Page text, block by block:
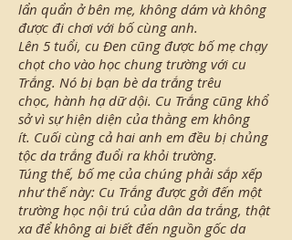
lẩn quẩn ở bên mẹ, không dám và không
được đi chơi với bố cùng anh.
Lên 5 tuổi, cu Đen cũng được bố mẹ chạy
chọt cho vào học chung trường với cu
Trắng. Nó bị bạn bè da trắng trêu
chọc, hành hạ dữ dội. Cu Trắng cũng khổ
sở vì sự hiện diện của thằng em không
ít. Cuối cùng cả hai anh em đều bị chủng
tộc da trắng đuổi ra khỏi trường.
Túng thế, bố mẹ của chúng phải sắp xếp
như thế này: Cu Trắng được gởi đến một
trường học nội trú của dân da trắng, thật
xa để không ai biết đến nguồn gốc da